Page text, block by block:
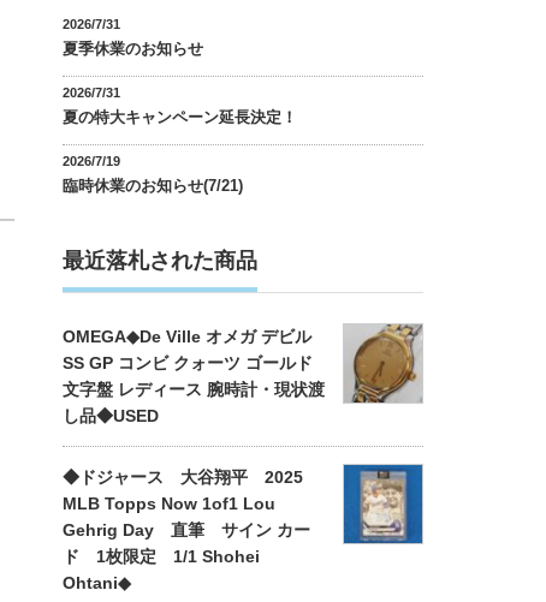
2026/7/31
夏季休業のお知らせ
2026/7/31
夏の特大キャンペーン延長決定！
2026/7/19
臨時休業のお知らせ(7/21)
最近落札された商品
OMEGA◆De Ville オメガ デビル
SS GP コンビ クォーツ ゴールド
文字盤 レディース 腕時計・現状渡
し品◆USED
◆ドジャース 大谷翔平 2025
MLB Topps Now 1of1 Lou
Gehrig Day 直筆 サイン カー
ド 1枚限定 1/1 Shohei
Ohtani◆